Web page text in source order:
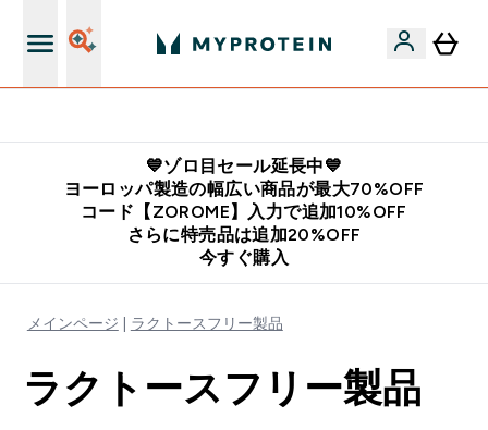
💙ゾロ目セール延長中💙
ヨーロッパ製造の幅広い商品が最大70%OFF
コード【ZOROME】入力で追加10%OFF
さらに特売品は追加20%OFF
今すぐ購入
メインページ ラクトースフリー製品
ラクトースフリー製品